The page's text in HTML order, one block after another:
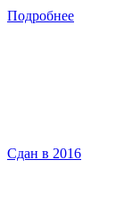
Подробнее
Сдан в 2016